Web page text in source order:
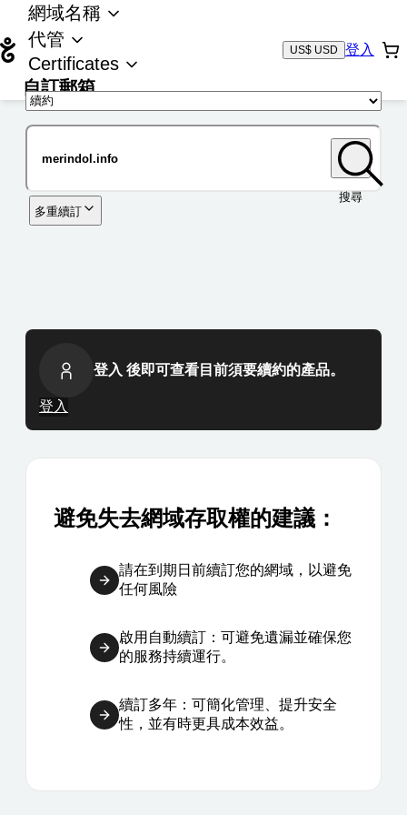
網域名稱
代管
Certificates
自訂郵箱
US$ USD 登入
搜尋
多重續訂
登入 後即可查看目前須要續約的產品。
登入
避免失去網域存取權的建議：
請在到期日前續訂您的網域，以避免
任何風險
啟用自動續訂：可避免遺漏並確保您
的服務持續運行。
續訂多年：可簡化管理、提升安全
性，並有時更具成本效益。